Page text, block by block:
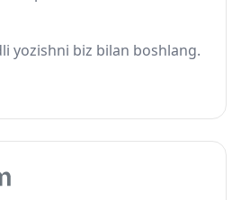
yozishni biz bilan boshlang.